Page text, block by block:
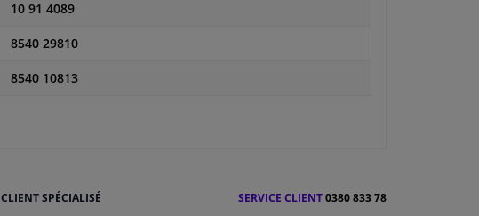
10 91 4089
8540 29810
8540 10813
CLIENT SPÉCIALISÉ SERVICE CLIENT0380 833 78